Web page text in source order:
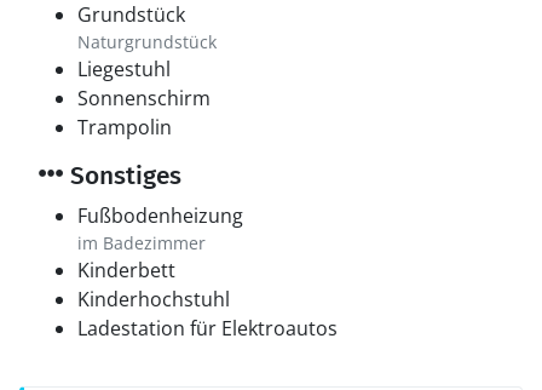
Grundstück
Naturgrundstück
Liegestuhl
Sonnenschirm
Trampolin
Sonstiges
Fußbodenheizung
im Badezimmer
Kinderbett
Kinderhochstuhl
Ladestation für Elektroautos